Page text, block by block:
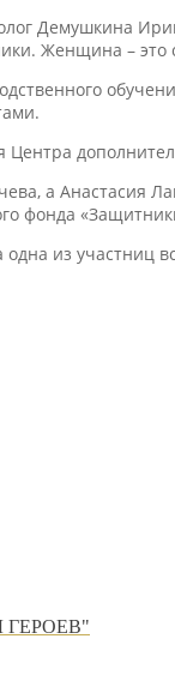
Демушкина
Женщина – это
а Анастасия
фонда
из